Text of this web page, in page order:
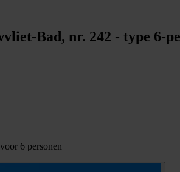
Bad, nr. 242 - type 6-
6 personen